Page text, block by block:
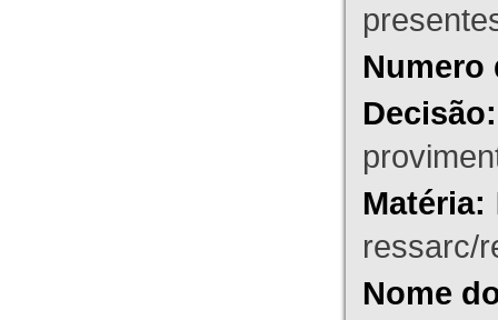
Numero
Decisão:
Matéria:
ressarc/
Nome